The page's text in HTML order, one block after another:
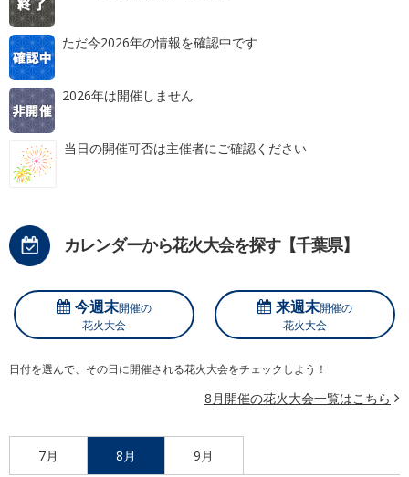
ただ今2026年の情報を確認中です
2026年は開催しません
当日の開催可否は主催者にご確認ください
カレンダーから花火大会を探す【千葉県】
今週末開催の
花火大会
来週末開催の
花火大会
日付を選んで、その日に開催される花火大会をチェックしよう！
8月開催の花火大会一覧はこちら
7月 8月 9月